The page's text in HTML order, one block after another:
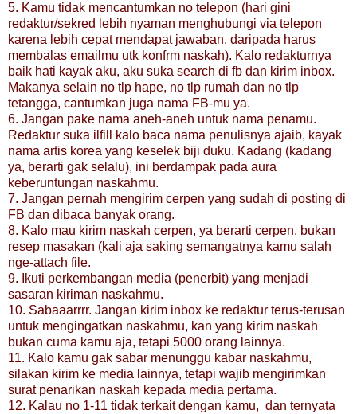
5. Kamu tidak mencantumkan no telepon (hari gini
redaktur/sekred lebih nyaman menghubungi via telepon
karena lebih cepat mendapat jawaban, daripada harus
membalas emailmu utk konfrm naskah). Kalo redakturnya
baik hati kayak aku, aku suka search di fb dan kirim inbox.
Makanya selain no tlp hape, no tlp rumah dan no tlp
tetangga, cantumkan juga nama FB-mu ya.
6. Jangan pake nama aneh-aneh untuk nama penamu.
Redaktur suka ilfill kalo baca nama penulisnya ajaib, kayak
nama artis korea yang keselek biji duku. Kadang (kadang
ya, berarti gak selalu), ini berdampak pada aura
keberuntungan naskahmu.
7. Jangan pernah mengirim cerpen yang sudah di posting di
FB dan dibaca banyak orang.
8. Kalo mau kirim naskah cerpen, ya berarti cerpen, bukan
resep masakan (kali aja saking semangatnya kamu salah
nge-attach file.
9. Ikuti perkembangan media (penerbit) yang menjadi
sasaran kiriman naskahmu.
10. Sabaaarrrr. Jangan kirim inbox ke redaktur terus-terusan
untuk mengingatkan naskahmu, kan yang kirim naskah
bukan cuma kamu aja, tetapi 5000 orang lainnya.
11. Kalo kamu gak sabar menunggu kabar naskahmu,
silakan kirim ke media lainnya, tetapi wajib mengirimkan
surat penarikan naskah kepada media pertama.
12. Kalau no 1-11 tidak terkait dengan kamu, dan ternyata